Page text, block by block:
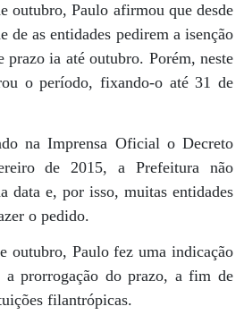
outubro, Paulo afirmou que desde
de as entidades pedirem a isenção
prazo ia até outubro. Porém, neste
o período, fixando-o até 31 de
na Imprensa Oficial o Decreto
de 2015, a Prefeitura não
data e, por isso, muitas entidades
o pedido.
outubro, Paulo fez uma indicação
a prorrogação do prazo, a fim de
filantrópicas.